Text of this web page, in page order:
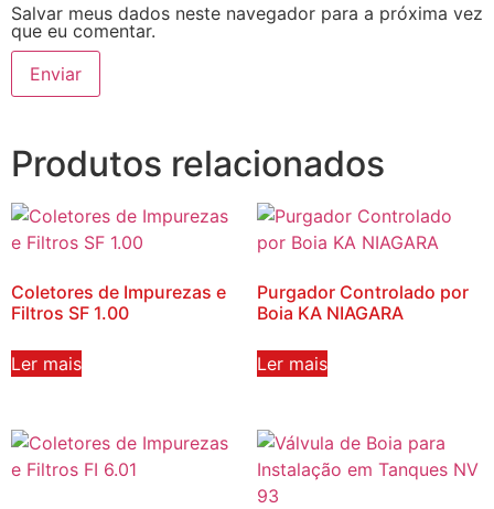
Salvar meus dados neste navegador para a próxima vez
que eu comentar.
Produtos relacionados
Coletores de Impurezas e
Filtros SF 1.00
Ler mais
Purgador Controlado por
Boia KA NIAGARA
Ler mais